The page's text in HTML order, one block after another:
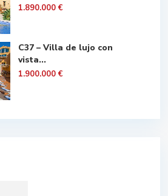
1.890.000 €
C37 – Villa de lujo con
vista...
1.900.000 €